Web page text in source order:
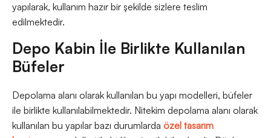
yapılarak, kullanım hazır bir şekilde sizlere teslim
edilmektedir.
Depo Kabin İle Birlikte Kullanılan
Büfeler
Depolama alanı olarak kullanılan bu yapı modelleri, büfeler
ile birlikte kullanılabilmektedir. Nitekim depolama alanı olarak
kullanılan bu yapılar bazı durumlarda özel tasarım